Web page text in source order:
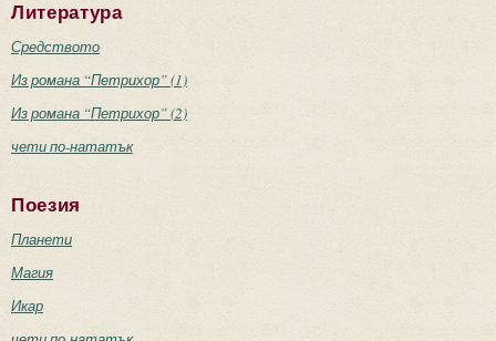
Литература
Средството
Из романа “Петрихор” (1)
Из романа “Петрихор” (2)
чети по-нататък
Поезия
Планети
Магия
Икар